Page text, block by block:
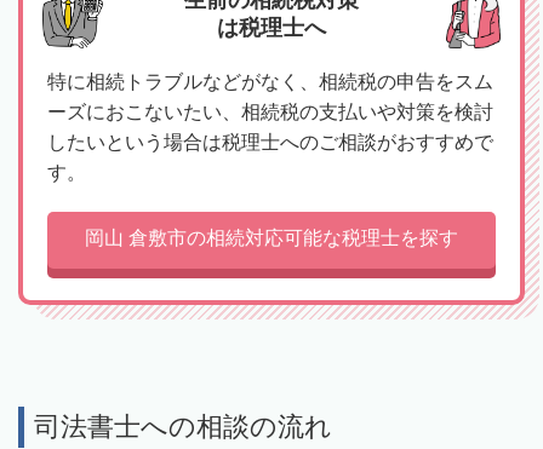
は税理士へ
特に相続トラブルなどがなく、相続税の申告をスム
ーズにおこないたい、相続税の支払いや対策を検討
したいという場合は税理士へのご相談がおすすめで
す。
岡山 倉敷市の相続対応可能な税理士を探す
司法書士への相談の流れ